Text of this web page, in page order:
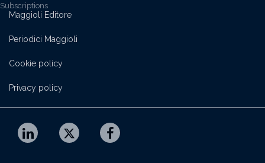
Subscriptions
Maggioli Editore
Periodici Maggioli
Cookie policy
Privacy policy